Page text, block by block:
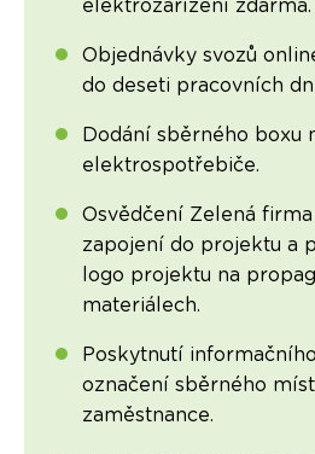
elektrozařízení zdarma.
Objednávky svozů
do deseti pracovních
Dodání sběrného boxu
elektrospotřebiče.
Osvědčení Zelená
zapojení do projektu a
logo projektu na
materiálech.
Poskytnutí
označení sběrného
zaměstnance.